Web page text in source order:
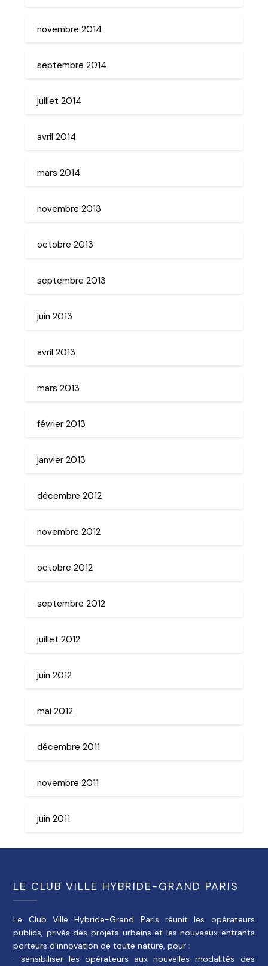
novembre 2014
septembre 2014
juillet 2014
avril 2014
mars 2014
novembre 2013
octobre 2013
septembre 2013
juin 2013
avril 2013
mars 2013
février 2013
janvier 2013
décembre 2012
novembre 2012
octobre 2012
septembre 2012
juillet 2012
juin 2012
mai 2012
décembre 2011
novembre 2011
juin 2011
LE CLUB VILLE HYBRIDE-GRAND PARIS
Le Club Ville Hybride-Grand Paris réunit les opérateurs
publics, privés des projets urbains et les nouveaux entrants
porteurs d’innovation de toute nature, pour :
· sensibiliser les opérateurs aux nouvelles modalités des